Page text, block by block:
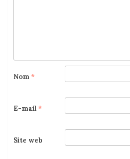
Nom *
E-mail *
Site web